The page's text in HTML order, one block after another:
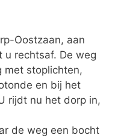
Oostzaan, aan
u rechtsaf. De weg
met stoplichten,
en bij het
rijdt nu het dorp in,
de weg een bocht